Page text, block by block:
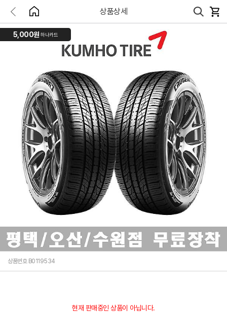
상품상세
5,000원 하나카드
상품번호 B0119534
현재 판매중인 상품이 아닙니다.